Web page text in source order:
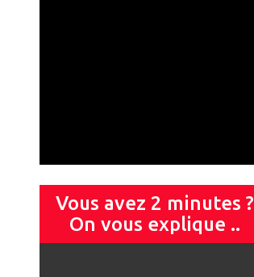
Vous avez 2 minutes ?
On vous explique ..